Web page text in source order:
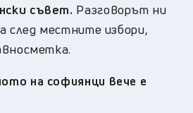
съвет. Разговорът ни
след местните избори,
на софиянци вече е